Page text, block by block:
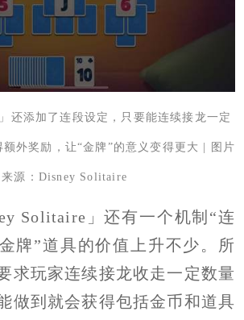
还添加了连段设定，只要能连续接龙一定
外奖励，让“金牌”的意义变得更大 | 图片
来源：Disney Solitaire
Solitaire」还有一个机制“连
牌”道具的价值上升不少。所
求玩家连续接龙收走一定数量
做到就会获得包括金币和道具